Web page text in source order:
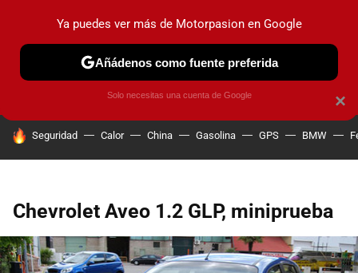
PRUEBAS COCHES ELÉCTRICOS OBSERVATORIO
HOY SE HABLA DE
Seguridad Calor China Gasolina GPS BMW
Chevrolet Aveo 1.2 GLP, miniprueba
×
Ya puedes ver más de Motorpasion en Google
Añádenos como fuente preferida
Solo necesitas una cuenta de Google